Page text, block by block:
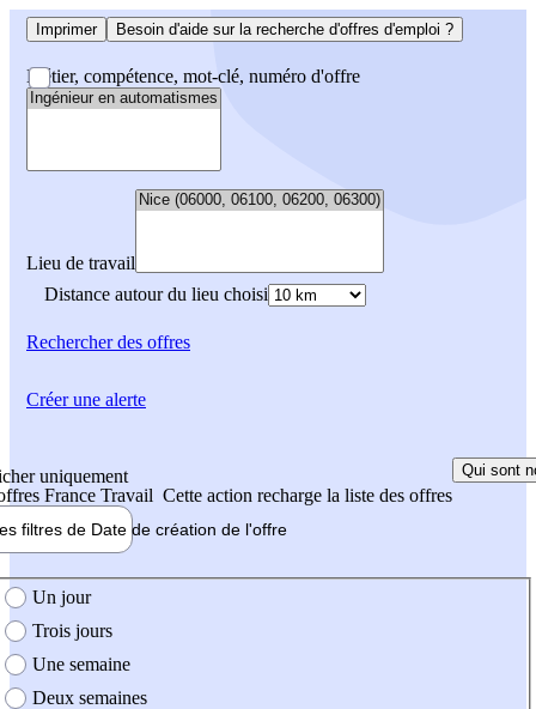
Imprimer Besoin d'aide sur la recherche d'offres d'emploi ?
Métier, compétence, mot-clé, numéro d'offre
Lieu de travail
Distance autour du lieu choisi
Rechercherdes offres
uniquement
France Travail Cette action recharge la liste des offres
Qui sont
filtres de Date de création de l'offre
création de l'offre
Un jour
Trois jours
Une semaine
Deux semaines
Créer une alerte